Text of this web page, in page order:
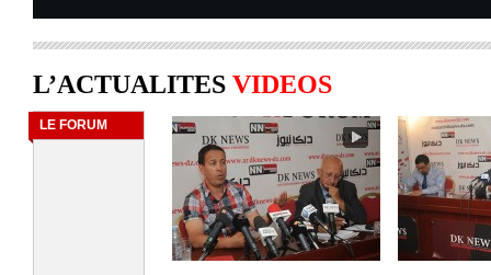
L’ACTUALITES VIDEOS
LE FORUM